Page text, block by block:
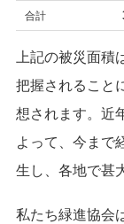
合計
上記の被災面
把握されること
想されます。近
よって、今まで
生し、各地で甚
私たち緑進協会